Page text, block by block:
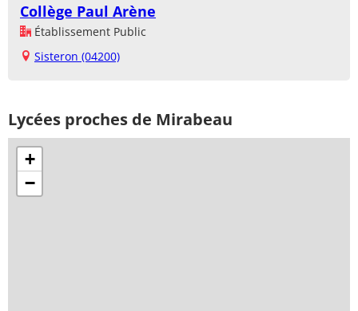
Collège Paul Arène
Établissement Public
Sisteron (04200)
Lycées proches de Mirabeau
+
−